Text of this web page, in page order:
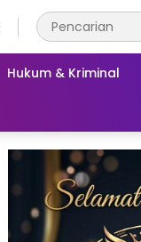
Hukum & Kriminal